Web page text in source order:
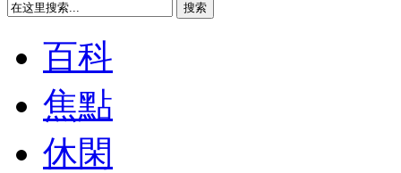
百科
焦點
休閑